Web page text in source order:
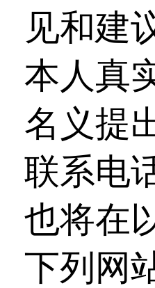
见和建
本人真
名义提
联系电
也将在
下列网